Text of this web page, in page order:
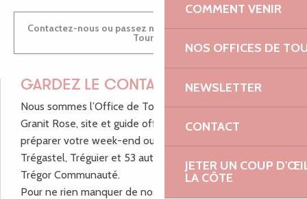
COMMENT VENIR
NOS OFFICES DE
NEWSLETTER
CONTACT
JETER UN COUP
LA CÔTE
Contactez-nous ou passez nous voir dans nos Offices de
Tourisme
GARDEZ LE CONTACT !
Nous sommes l’Office de Tourisme Bretagne - Côte de
Granit Rose, site et guide officiel pour vous aider à
préparer votre week-end ou vos vacances à Lannion,
Trégastel, Tréguier et 53 autres communes de Lannion-
Trégor Communauté.
Pour ne rien manquer de nos bons plans et nos